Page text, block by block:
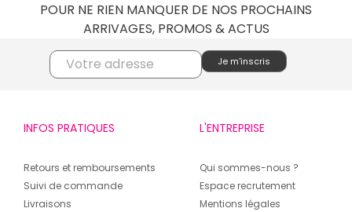
POUR NE RIEN MANQUER DE NOS PROCHAINS
ARRIVAGES, PROMOS & ACTUS
INFOS PRATIQUES
Retours et remboursements
Suivi de commande
Livraisons
L'ENTREPRISE
Qui sommes-nous ?
Espace recrutement
Mentions légales